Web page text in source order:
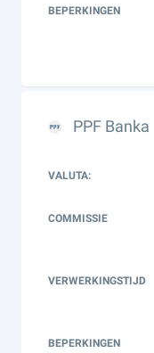
BEPERKINGEN
PPF Banka
VALUTA:
COMMISSIE
VERWERKINGSTIJD
BEPERKINGEN